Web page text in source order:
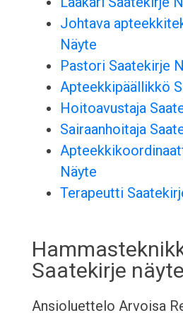
Johtava
Näyte
Pastori Saatekirje
Apteekkipäällikkö
Hoitoavustaja
Sairaanhoitaja
Näyte
Terapeutti
Saatekirje näyte
Ansioluettelo Arvoisa